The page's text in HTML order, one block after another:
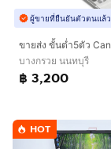
ผู้ขายที่ยืนยันตัวตนแล้ว
บางกรวย นนทบุรี
฿ 3,200
HOT